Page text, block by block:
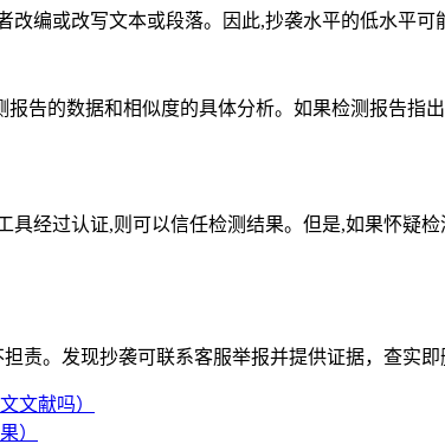
编或改写文本或段落。因此,抄袭水平的低水平
告的数据和相似度的具体分析。如果检测报告
经过认证,则可以信任检测结果。但是,如果怀疑
责。发现抄袭可联系客服举报并提供证据，查实即
文献吗）
）